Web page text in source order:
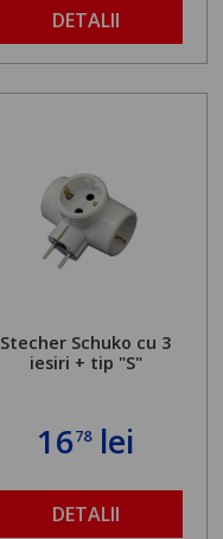
DETALII
Stecher Schuko cu 3
iesiri + tip "S"
1678lei
DETALII